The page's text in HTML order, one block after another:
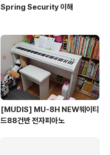
Spring Security 이해
[MUDIS] MU-8H NEW웨이티
드88건반 전자피아노